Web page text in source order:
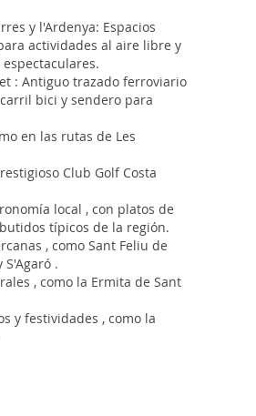
y l'Ardenya: Espacios
actividades al aire libre y
: Antiguo trazado ferroviario
bici y sendero para
en las rutas de Les
Club Golf Costa
local , con platos de
típicos de la región.
, como Sant Feliu de
S'Agaró .
, como la Ermita de Sant
y festividades , como la